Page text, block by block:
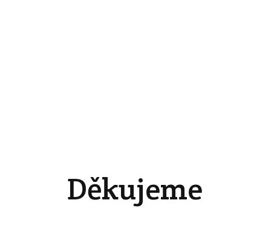
Děkujeme